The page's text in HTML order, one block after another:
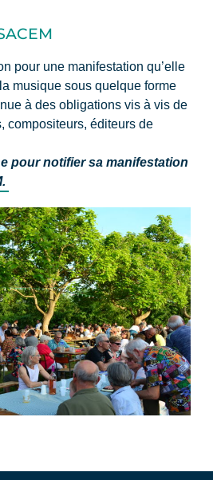
pour une manifestation qu’elle
musique sous quelque forme
à des obligations vis à vis de
compositeurs, éditeurs de
pour notifier sa manifestation